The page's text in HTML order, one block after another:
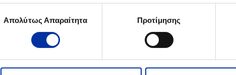
Απολύτως Απαραίτητα Προτίμησης
επιτροπή της HELLENiQ ENERGY. Ο τελικός κατάλογος των